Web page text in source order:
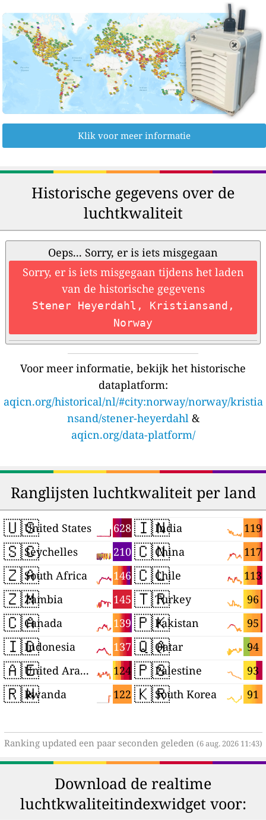
Klik voor meer informatie
Historische gegevens over de
luchtkwaliteit
Oeps... Sorry, er is iets misgegaan
Sorry, er is iets misgegaan tijdens het laden
van de historische gegevens
Stener Heyerdahl, Kristiansand,
Norway
Voor meer informatie, bekijk het historische
dataplatform:
aqicn.org/historical/nl/#city:norway/norway/kristia
nsand/stener-heyerdahl&
aqicn.org/data-platform/
Ranglijsten luchtkwaliteit per land
🇺🇸 628
United States
🇸🇨 210
Seychelles
🇿🇦 146
South Africa
🇿🇲 145
Zambia
🇨🇦 139
Canada
🇮🇩 137
Indonesia
🇦🇪 124
United Arab Emirates
🇷🇼 122
Rwanda
🇮🇳 119
India
🇨🇳 117
China
🇨🇱 113
Chile
🇹🇷 96
Turkey
🇵🇰 95
Pakistan
🇶🇦 94
Qatar
🇵🇸 93
Palestine
🇰🇷 91
South Korea
Ranking updated een paar seconden geleden (6 aug. 2026 11:43)
Download de realtime
luchtkwaliteitindexwidget voor: